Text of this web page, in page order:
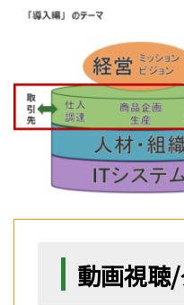
動画視聴